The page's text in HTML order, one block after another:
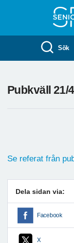
Sök
Pubkväll 21/4
Se referat från
Dela sidan via:
Facebook
X